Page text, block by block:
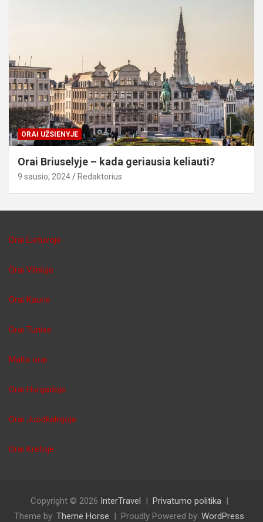
ORAI UŽSIENYJE
Orai Briuselyje – kada geriausia keliauti?
9 sausio, 2024 Redaktorius
Orai Lietuvoje
Orai Vilniuje
Orai Kaune
Orai Tunise
Malta orai
Orai Hurgadoje
Orai Juodkalnijoje
Orai Kretoje
Copyright © 2026 InterTravel
Privatumo politika
Theme by: Theme Horse Proudly Powered by: WordPress